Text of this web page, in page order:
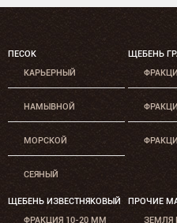
ПЕСОК
КАРЬЕРНЫЙ
НАМЫВНОЙ
МОРСКОЙ
СЕЯНЫЙ
ЩЕБЕНЬ
ЩЕБЕНЬ ИЗВЕСТНЯКОВЫЙ
ФРАКЦИЯ 10-20 ММ
ПРОЧИЕ
ЗЕМЛЯ